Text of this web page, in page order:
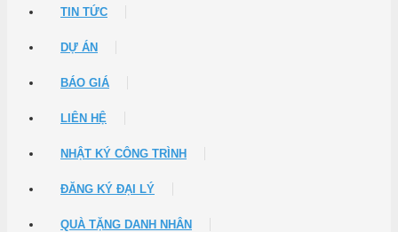
TIN TỨC
DỰ ÁN
BÁO GIÁ
LIÊN HỆ
NHẬT KÝ CÔNG TRÌNH
ĐĂNG KÝ ĐẠI LÝ
QUÀ TẶNG DANH NHÂN